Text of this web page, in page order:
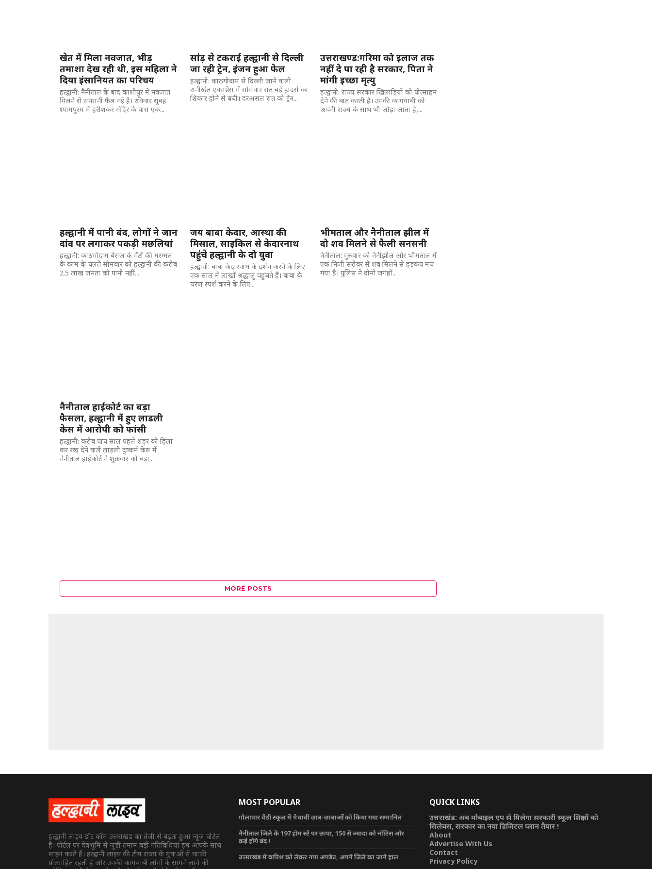
खेत में मिला नवजात, भीड़
तमाशा देख रही थी, इस महिला ने
दिया इंसानियत का परिचय
हल्द्वानी: नैनीताल के बाद काशीपुर में नवजात
मिलने से सनसनी फैल गई है। रविवार सुबह
श्यामपुरम में हरीशंकर मंदिर के पास एक...
सांड़ से टकराई हल्द्वानी से दिल्ली
जा रही ट्रेन, इंजन हुआ फेल
हल्द्वानी: काठगोदाम से दिल्ली जाने वाली
रानीखेत एक्सप्रेस में सोमवार रात बड़े हादसे का
शिकार होने से बची। दरअसल रात को ट्रेन...
उत्तराखण्ड:गरिमा को इलाज तक
नहीं दे पा रही है सरकार, पिता ने
मांगी इच्‍छा मृत्‍यु
हल्द्वानी: राज्य सरकार खिलाड़ियों को प्रोत्साहन
देने की बात करती है। उनकी कामयाबी को
अपनी राज्य के साथ भी जोड़ा जाता है,...
हल्द्वानी में पानी बंद, लोगों ने जान
दांव पर लगाकर पकड़ी मछलियां
हल्द्वानी: काठगोदाम बैराज के गेंटों की मरम्मत
के काम के चलते सोमवार को हल्द्वानी की करीब
2.5 लाख जनता को पानी नहीं...
जय बाबा केदार, आस्था की
मिसाल, साइकिल से केदारनाथ
पहुंचे हल्द्वानी के दो युवा
हल्द्वानी: बाबा केदारनाथ के दर्शन करने के लिए
एक साल में लाखों श्रद्धालु पहुंचते हैं। बाबा के
चरण स्पर्श करने के लिए...
भीमताल और नैनीताल झील में
दो शव मिलने से फैली सनसनी
नैनीताल: गुरुवार को नैनीझील और भीमताल में
एक निजी सरोवर से शव मिलने से हड़कंप मच
गया है। पुलिस ने दोनों जगहों...
नैनीताल हाईकोर्ट का बड़ा
फैसला, हल्द्वानी में हुए लाडली
केस में आरोपी को फांसी
हल्द्वानी: करीब पांच साल पहले शहर को हिला
कर रख देने वाले लाड़ली दुष्कर्म केस में
नैनीताल हाईकोर्ट ने शुक्रवार को बड़ा...
MORE POSTS
हल्द्वानी लाइव डॉट कॉम उत्तराखंड का तेजी से बढ़ता हुआ न्यूज पोर्टल
है। पोर्टल पर देवभूमि से जुड़ी तमाम बड़ी गतिविधियां हम आपके साथ
साझा करते हैं। हल्द्वानी लाइव की टीम राज्य के युवाओं से काफी
प्रोत्साहित रहती है और उनकी कामयाबी लोगों के सामने लाने की
MOST POPULAR
गौलापार वैंडी स्कूल में मेधावी छात्र-छात्राओं को किया गया सम्मानित
नैनीताल जिले के 197 होम स्टे पर छापा, 150 से ज्यादा को नोटिस और
कई होंगे बंद !
उत्तराखंड में बारिश को लेकर नया अपडेट, अपने जिले का जाने हाल
QUICK LINKS
उत्तराखंड: अब मोबाइल एप से मिलेगा सरकारी स्कूल शिक्षकों को
सिलेबस, सरकार का नया डिजिटल प्लान तैयार !
About
Advertise With Us
Contact
Privacy Policy